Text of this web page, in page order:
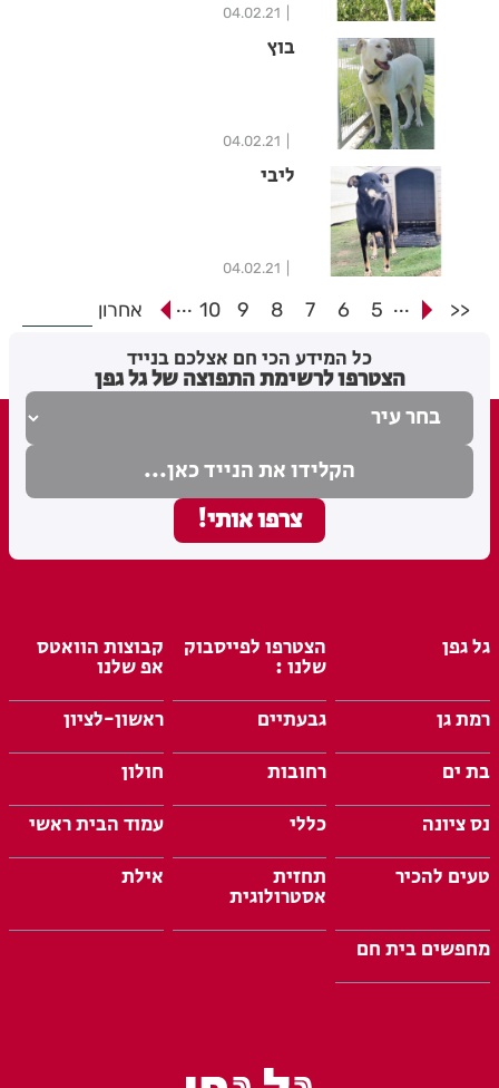
04.02.21
בוץ
04.02.21
ליבי
04.02.21
<<
...
5
6
7
8
9
10
... אחרון
כל המידע הכי חם אצלכם בנייד
הצטרפו לרשימת התפוצה של גל גפן
גל גפן הצטרפו לפייסבוק
שלנו :
קבוצות הוואטס
אפ שלנו
רמת גן
גבעתיים
ראשון-לציון
בת ים
רחובות
חולון
נס ציונה
כללי
עמוד הבית ראשי
טעים להכיר
תחזית
אסטרולוגית
אילת
מחפשים בית חם